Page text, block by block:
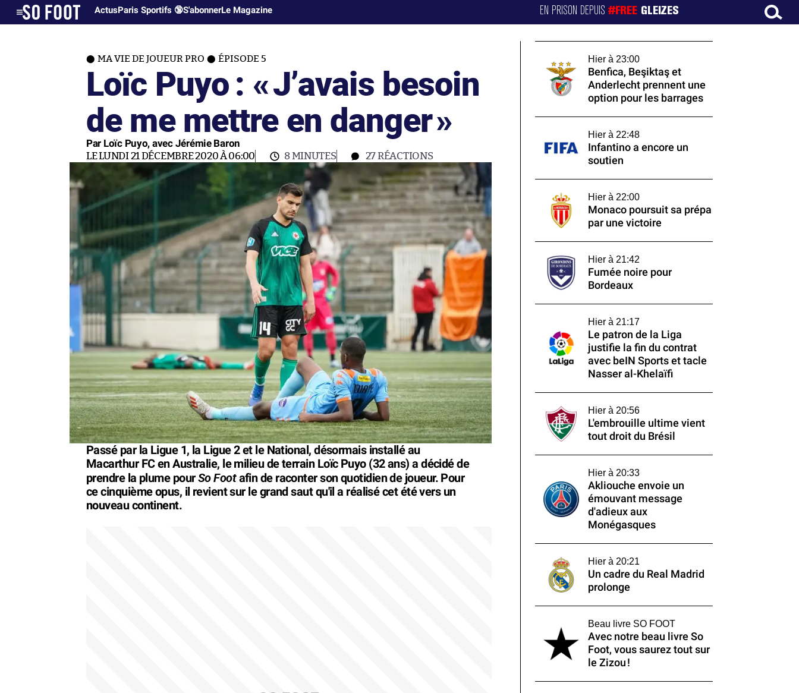
ActusParis Sportifs 🔞S'abonnerLe Magazine EN PRISON DEPUIS#FREE GLEIZES
MA VIE DE JOUEUR PRO ÉPISODE 5
Loïc Puyo : «J’avais besoin
de me mettre en danger»
Par Loïc Puyo, avec Jérémie Baron
LE LUNDI 21 DÉCEMBRE 2020 À 06:00 8 MINUTES 27RÉACTIONS
Passé par la Ligue 1, la Ligue 2 et le National, désormais installé au
Macarthur FC en Australie, le milieu de terrain Loïc Puyo (32 ans) a décidé de
prendre la plume pourSo Footafin de raconter son quotidien de joueur. Pour
ce cinquième opus, il revient sur le grand saut qu'il a réalisé cet été vers un
nouveau continent.
Hier à 23:00
Benfica, Beşiktaş et
Anderlecht prennent une
option pour les barrages
Hier à 22:48
Infantino a encore un
soutien
Hier à 22:00
Monaco poursuit sa prépa
par une victoire
Hier à 21:42
Fumée noire pour
Bordeaux
Hier à 21:17
Le patron de la Liga
justifie la fin du contrat
avec beIN Sports et tacle
Nasser al-Khelaïfi
Hier à 20:56
L'embrouille ultime vient
tout droit du Brésil
Hier à 20:33
Akliouche envoie un
émouvant message
d'adieux aux
Monégasques
Hier à 20:21
Un cadre du Real Madrid
prolonge
Beau livre SO FOOT
Avec notre beau livre So
Foot, vous saurez tout sur
le Zizou !